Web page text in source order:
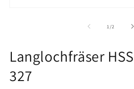
1/von
2
Langlochfräser
327